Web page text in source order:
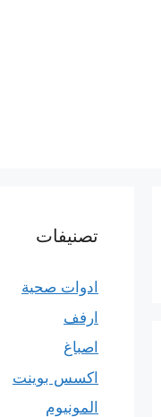
تصنيفات
ادوات صحية
ارفف
اصباغ
اكسس بوينت
المونيوم